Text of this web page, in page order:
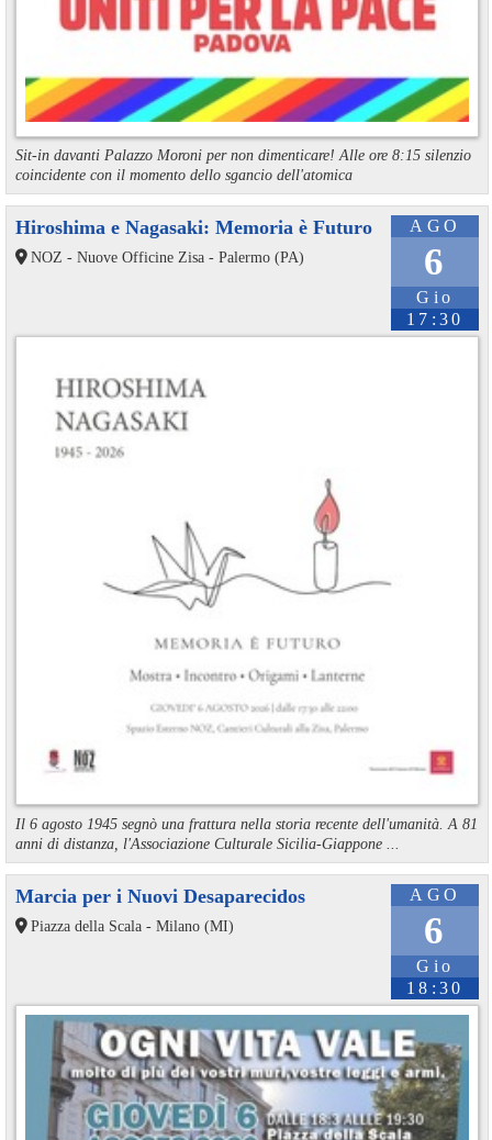
Sit-in davanti Palazzo Moroni per non dimenticare! Alle ore 8:15 silenzio
coincidente con il momento dello sgancio dell'atomica
AGO
6
Gio
17:30
Hiroshima e Nagasaki: Memoria è Futuro
NOZ - Nuove Officine Zisa - Palermo (PA)
Il 6 agosto 1945 segnò una frattura nella storia recente dell'umanità. A 81
anni di distanza, l'Associazione Culturale Sicilia-Giappone ...
AGO
6
Gio
18:30
Marcia per i Nuovi Desaparecidos
Piazza della Scala - Milano (MI)